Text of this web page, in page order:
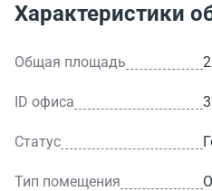
Характеристики
Общая площадь
ID офиса
Статус
Тип помещения